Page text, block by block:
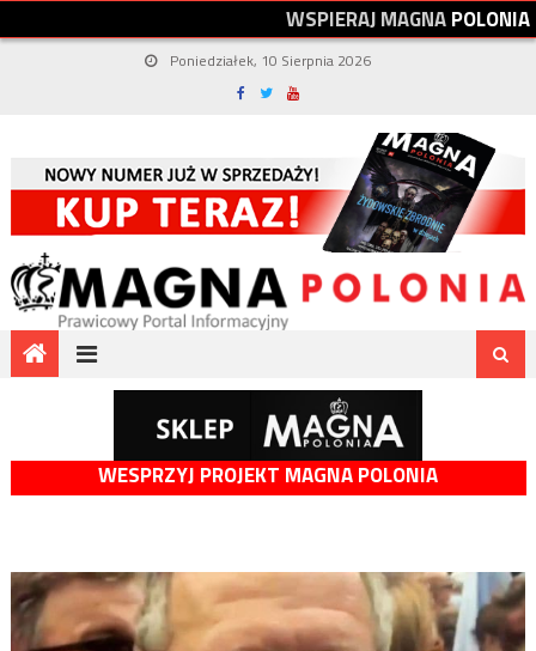
WSPIERAJMAGNAPOLONIA
Poniedziałek, 10 Sierpnia 2026
WESPRZYJ PROJEKT MAGNA POLONIA